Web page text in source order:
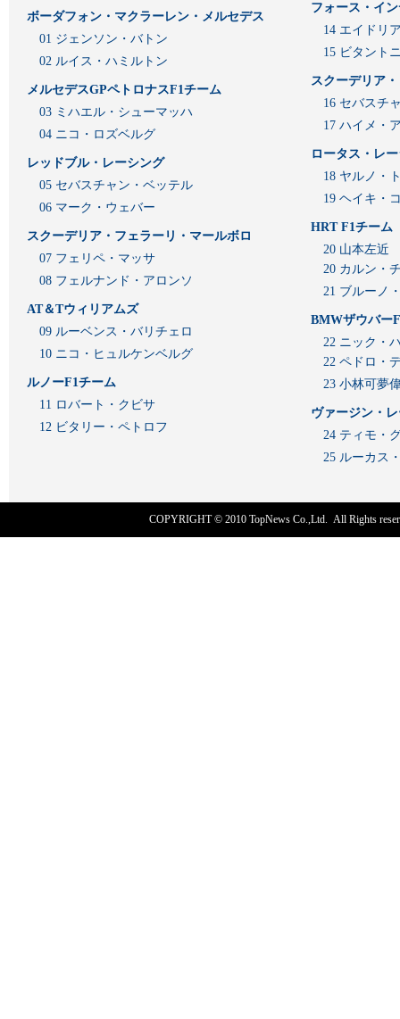
ボーダフォン・マクラーレン・メルセデス
01 ジェンソン・バトン
02 ルイス・ハミルトン
メルセデスGPペトロナスF1チーム
03 ミハエル・シューマッハ
04 ニコ・ロズベルグ
レッドブル・レーシング
05 セバスチャン・ベッテル
06 マーク・ウェバー
スクーデリア・フェラーリ・マールボロ
07 フェリペ・マッサ
08 フェルナンド・アロンソ
AT＆Tウィリアムズ
09 ルーベンス・バリチェロ
10 ニコ・ヒュルケンベルグ
ルノーF1チーム
11 ロバート・クビサ
12 ビタリー・ペトロフ
フォース・イ
14 エイドリ
15 ビタント
スクーデリア
16 セバスチ
17 ハイメ・
ロータス・レ
18 ヤルノ・
19 ヘイキ・
HRT F1チーム
20 山本左近
20 カルン・
21 ブルーノ
BMWザウバー
22 ニック・
22 ペドロ・
23 小林可夢
ヴァージン・
24 ティモ・
25 ルーカス
COPYRIGHT © 2010 TopNews Co.,Ltd. All Rights